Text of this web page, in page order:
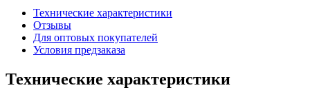
Технические характеристики
Отзывы
Для оптовых покупателей
Условия предзаказа
Технические характеристики